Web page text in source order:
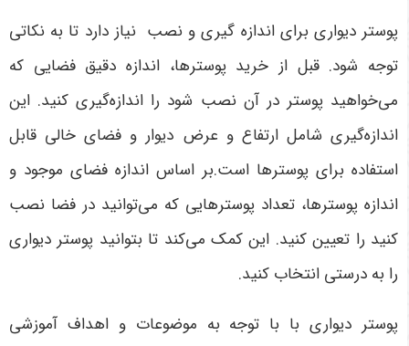
پوستر دیواری برای اندازه گیری و نصب نیاز دارد تا به نکاتی
توجه شود. قبل از خرید پوسترها، اندازه دقیق فضایی که
می‌خواهید پوستر در آن نصب شود را اندازه‌گیری کنید. این
اندازه‌گیری شامل ارتفاع و عرض دیوار و فضای خالی قابل
استفاده برای پوسترها است.بر اساس اندازه فضای موجود و
اندازه پوسترها، تعداد پوسترهایی که می‌توانید در فضا نصب
کنید را تعیین کنید. این کمک می‌کند تا بتوانید پوستر دیواری
را به درستی انتخاب کنید.
پوستر دیواری با با توجه به موضوعات و اهداف آموزشی